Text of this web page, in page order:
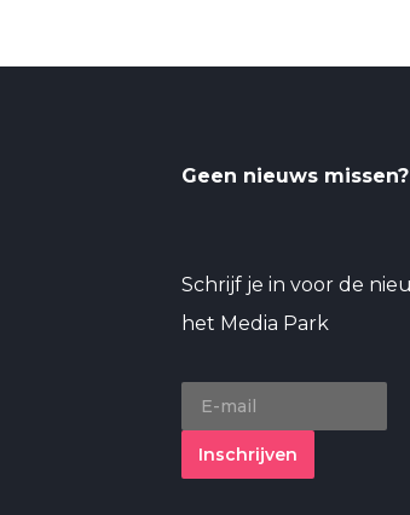
Geen nieuws missen?
Schrijf je in voor de
het Media Park
Inschrijven